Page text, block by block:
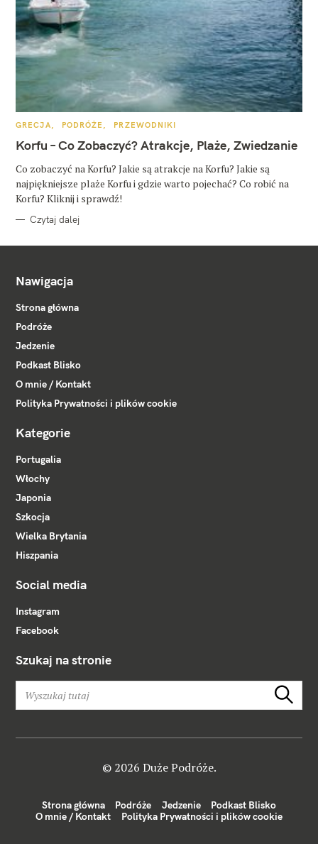
K
T
E
O
R
I
GRECJA PODRÓŻE PRZEWODNIKI
Korfu – Co Zobaczyć? Atrakcje, Plaże, Zwiedzanie
Co zobaczyć na Korfu? Jakie są atrakcje na Korfu? Jakie są
najpiękniejsze plaże Korfu i gdzie warto pojechać? Co robić na
Korfu? Kliknij i sprawdź!
Czytaj dalej
Nawigacja
Strona główna
Podróże
Jedzenie
Podkast Blisko
O mnie / Kontakt
Polityka Prywatności i plików cookie
Kategorie
Portugalia
Włochy
Japonia
Szkocja
Wielka Brytania
Hiszpania
Social media
Instagram
Facebook
Szukaj na stronie
z
Szukaj
Strona główna Podróże Jedzenie
Podkast Blisko
O mnie / Kontakt
Polityka Prywatności i plików cookie
© 2026 Duże Podróże.